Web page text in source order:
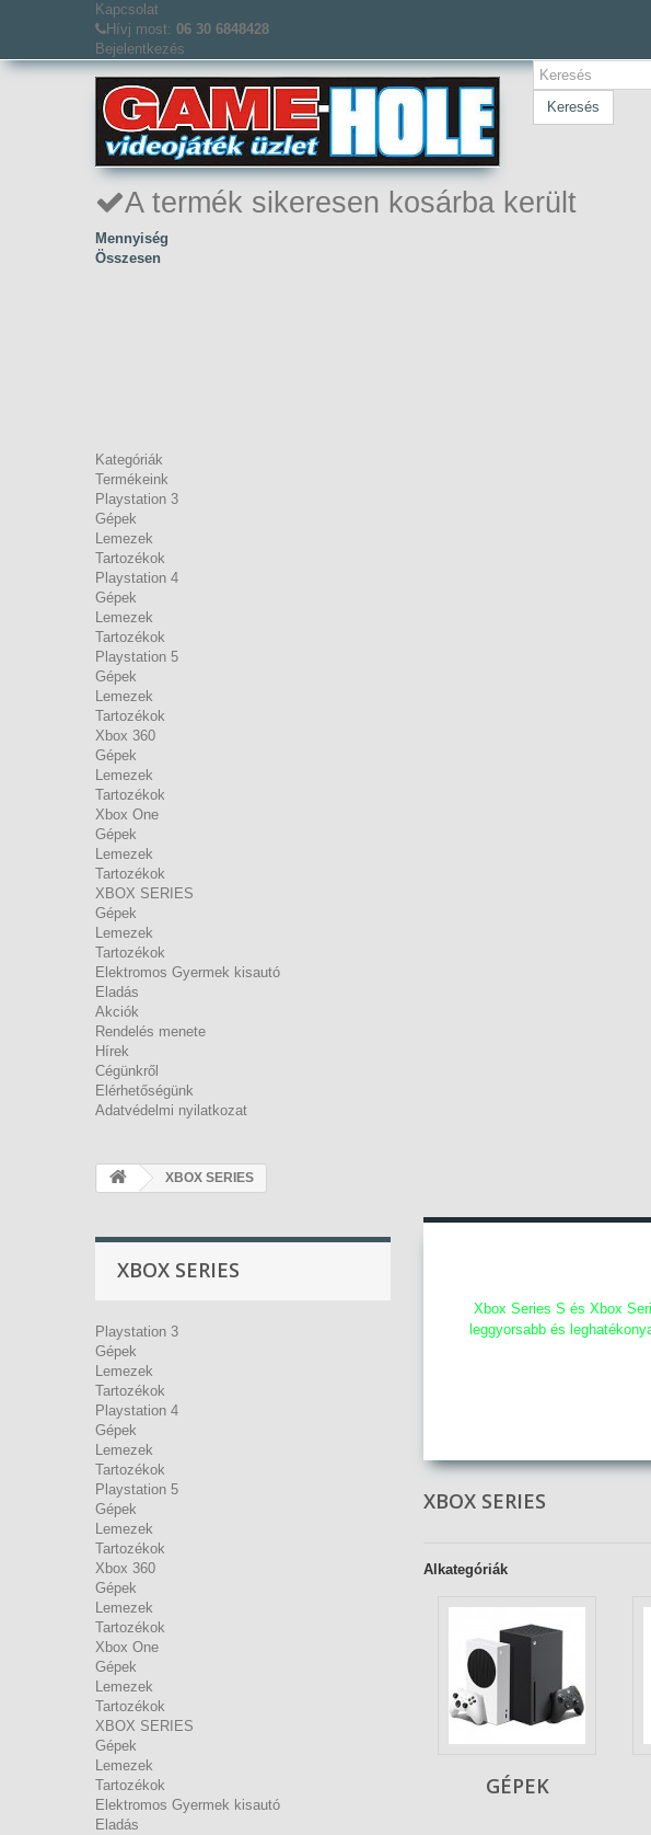
Kapcsolat
Hívj most: 06 30 6848428
Bejelentkezés
Keresés
A termék sikeresen kosárba került
Mennyiség
Összesen
Kategóriák
Termékeink
Playstation 3
Gépek
Lemezek
Tartozékok
Playstation 4
Gépek
Lemezek
Tartozékok
Playstation 5
Gépek
Lemezek
Tartozékok
Xbox 360
Gépek
Lemezek
Tartozékok
Xbox One
Gépek
Lemezek
Tartozékok
XBOX SERIES
Gépek
Lemezek
Tartozékok
Elektromos Gyermek kisautó
Eladás
Akciók
Rendelés menete
Hírek
Cégünkről
Elérhetőségünk
Adatvédelmi nyilatkozat
XBOX SERIES
XBOX SERIES
Playstation 3
Gépek
Lemezek
Tartozékok
Playstation 4
Gépek
Lemezek
Tartozékok
Playstation 5
Gépek
Lemezek
Tartozékok
Xbox 360
Gépek
Lemezek
Tartozékok
Xbox One
Gépek
Lemezek
Tartozékok
XBOX SERIES
Gépek
Lemezek
Tartozékok
Elektromos Gyermek kisautó
Eladás
Xbox Series S és Xbox
leggyorsabb és
XBOX SERIES
Alkategóriák
GÉPEK